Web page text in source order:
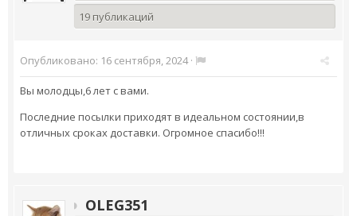
19 публикаций
Опубликовано: 16 сентября, 2024·
Вы молодцы,6 лет с вами.
Последние посылки приходят в идеальном состоянии,в
отличных сроках доставки. Огромное спасибо!!!
OLEG351